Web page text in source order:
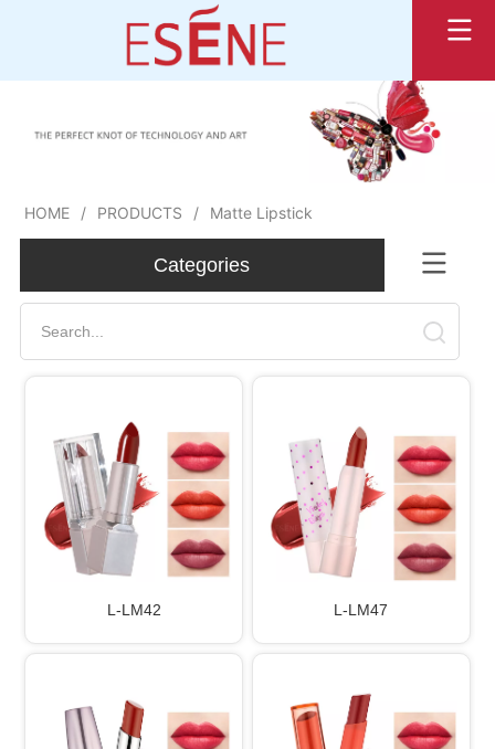
HOME / PRODUCTS / Matte Lipstick
ㅤCategories
L-LM42 L-LM47